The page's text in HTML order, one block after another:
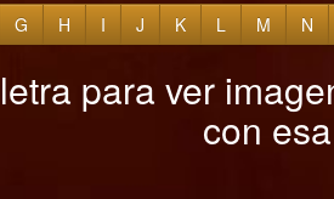
G H I J K L M N
para ver
con